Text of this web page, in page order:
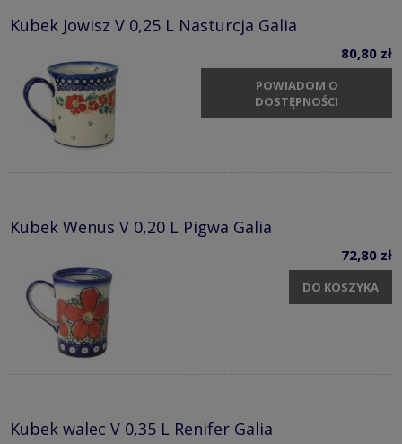
Kubek Jowisz V 0,25 L Nasturcja Galia
80,80 zł
POWIADOM O
DOSTĘPNOŚCI
Kubek Wenus V 0,20 L Pigwa Galia
72,80 zł
DO KOSZYKA
Kubek walec V 0,35 L Renifer Galia